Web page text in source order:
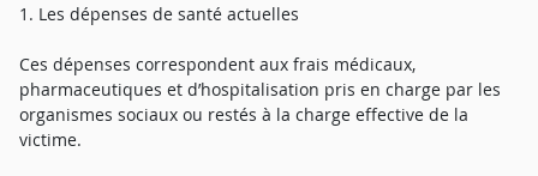
1. Les dépenses de santé actuelles
Ces dépenses correspondent aux frais médicaux,
pharmaceutiques et d’hospitalisation pris en charge par les
organismes sociaux ou restés à la charge effective de la
victime.